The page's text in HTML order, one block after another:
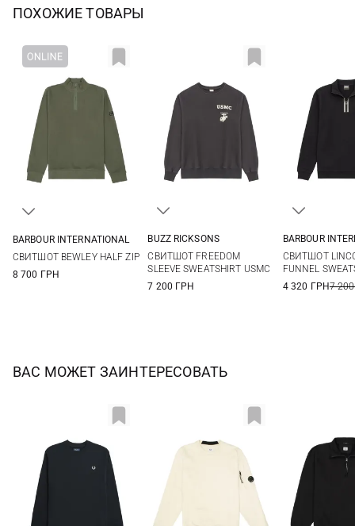
ПОХОЖИЕ ТОВАРЫ
BARBOUR INTERNATIONAL
СВИТШОТ BEWLEY HALF ZIP
8 700 ГРН
BUZZ RICKSONS
СВИТШОТ FREEDOM
SLEEVE SWEATSHIRT USMC
7 200 ГРН
3XL
BARBOUR
СВИТШОТ
FUNNEL
4 320 ГРН7
ВАС МОЖЕТ ЗАИНТЕРЕСОВАТЬ